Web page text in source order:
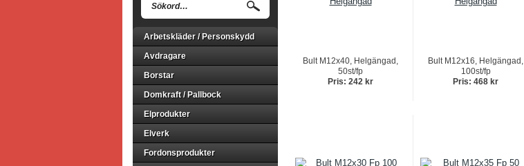
Arbetskläder / Personskydd
Avdragare
Borstar
Domkraft / Pallbock
Elprodukter
Elverk
Fordonsprodukter
Bult M12x40, Helgängad,
50st/fp
Pris: 242 kr
Bult M12x16, Helgängad,
100st/fp
Pris: 468 kr